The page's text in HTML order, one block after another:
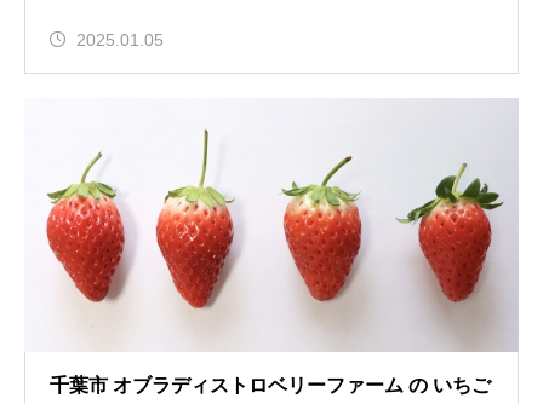
2025.01.05
千葉市 オブラディストロベリーファーム の いちご